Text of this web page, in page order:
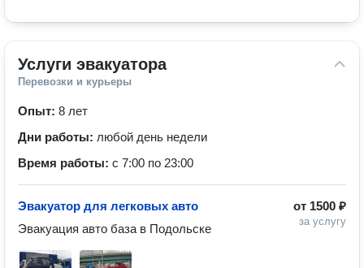
Услуги эвакуатора
Перевозки и курьеры
Опыт: 8 лет
Дни работы: любой день недели
Время работы: с 7:00 по 23:00
от 1500 ₽
за услугу
Эвакуатор для легковых авто
Эвакуация авто база в Подольске